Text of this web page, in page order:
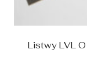
Listwy LVL